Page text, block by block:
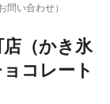
問い合わせ）
（かき氷
コレート